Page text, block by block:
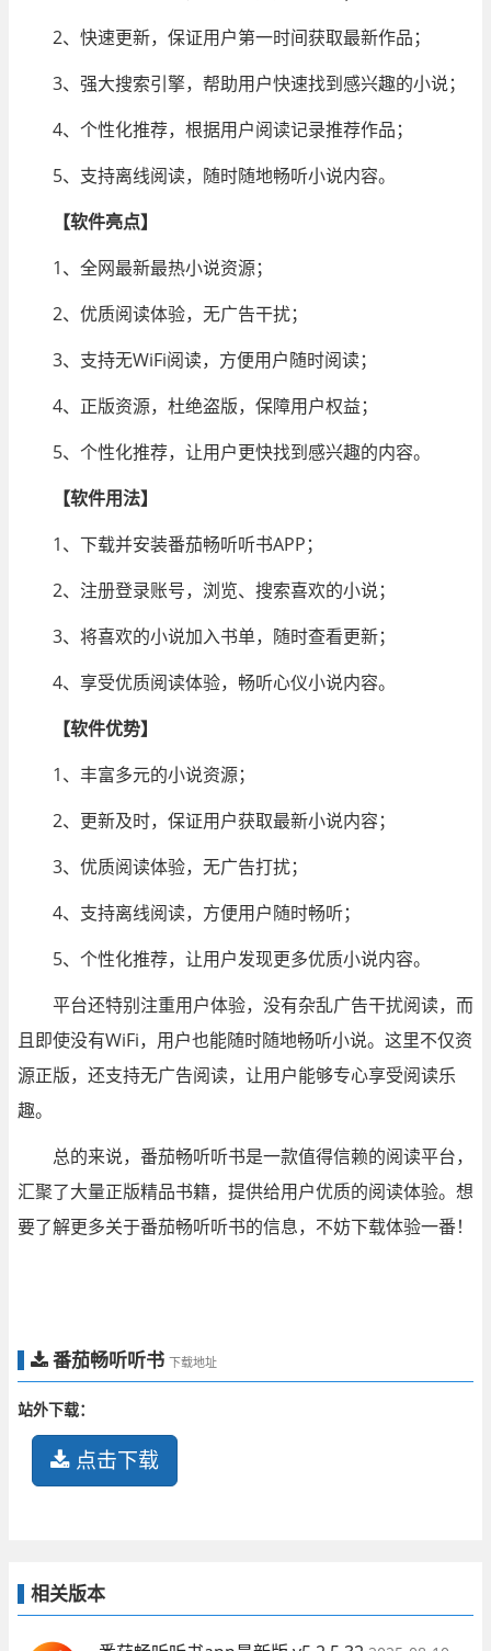
2、快速更新，保证用户第一时间获取最新作品；
3、强大搜索引擎，帮助用户快速找到感兴趣的小说；
4、个性化推荐，根据用户阅读记录推荐作品；
5、支持离线阅读，随时随地畅听小说内容。
【软件亮点】
1、全网最新最热小说资源；
2、优质阅读体验，无广告干扰；
3、支持无WiFi阅读，方便用户随时阅读；
4、正版资源，杜绝盗版，保障用户权益；
5、个性化推荐，让用户更快找到感兴趣的内容。
【软件用法】
1、下载并安装番茄畅听听书APP；
2、注册登录账号，浏览、搜索喜欢的小说；
3、将喜欢的小说加入书单，随时查看更新；
4、享受优质阅读体验，畅听心仪小说内容。
【软件优势】
1、丰富多元的小说资源；
2、更新及时，保证用户获取最新小说内容；
3、优质阅读体验，无广告打扰；
4、支持离线阅读，方便用户随时畅听；
5、个性化推荐，让用户发现更多优质小说内容。
平台还特别注重用户体验，没有杂乱广告干扰阅读，而
且即使没有WiFi，用户也能随时随地畅听小说。这里不仅资
源正版，还支持无广告阅读，让用户能够专心享受阅读乐
趣。
总的来说，番茄畅听听书是一款值得信赖的阅读平台，
汇聚了大量正版精品书籍，提供给用户优质的阅读体验。想
要了解更多关于番茄畅听听书的信息，不妨下载体验一番！
番茄畅听听书 下载地址
站外下载：
点击下载
相关版本